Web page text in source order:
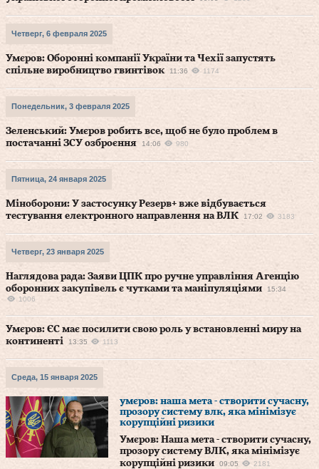
Четверг, 6 февраля 2025
Умєров: Оборонні компанії України та Чехії запустять
спільне виробництво гвинтівок
11:36 1174
Понедельник, 3 февраля 2025
Зеленський: Умєров робить все, щоб не було проблем в
постачанні ЗСУ озброєння
14:06 980
Пятница, 24 января 2025
Міноборони: У застосунку Резерв+ вже відбувається
тестування електронного направлення на ВЛК
17:02 3183
Четверг, 23 января 2025
Наглядова рада: Заяви ЦПК про ручне управління Агенцію
оборонних закупівель є чутками та маніпуляціями
15:34
1006
Умєров: ЄС має посилити свою роль у встановленні миру на
континенті
13:35 1113
Среда, 15 января 2025
умєров: наша мета - створити сучасну,
прозору систему влк, яка мінімізує
корупційні ризики
Умєров: Наша мета - створити сучасну,
прозору систему ВЛК, яка мінімізує
корупційні ризики
09:05 2181